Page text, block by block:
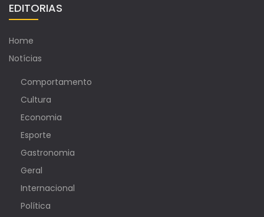
EDITORIAS
Home
Notícias
Comportamento
Cultura
Economia
Esporte
Gastronomia
Geral
Internacional
Política